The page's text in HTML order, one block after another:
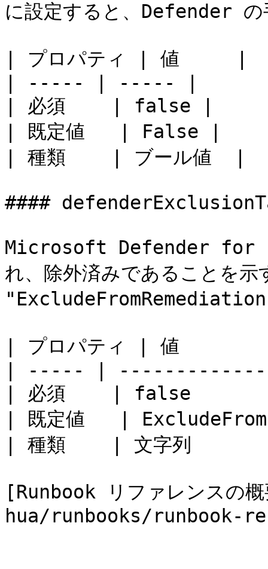
に設定すると、Defender の
| プロパティ | 値     |
| ----- | ----- |
| 必須    | false |
| 既定値   | False |
| 種類    | ブール値  |
####
Microsoft Defender for
れ、除外済みであることを示
| プロパティ | 値
| ----- |
| 必須    | false
| 既定値   |
| 種類    | 文字列
[Runbook リファレンス
hua/runbooks/runbook-